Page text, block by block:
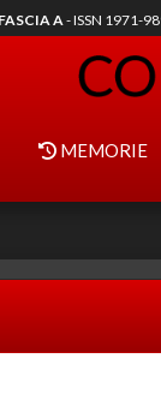
FASCIA A- ISSN 1971-
MEMORIE